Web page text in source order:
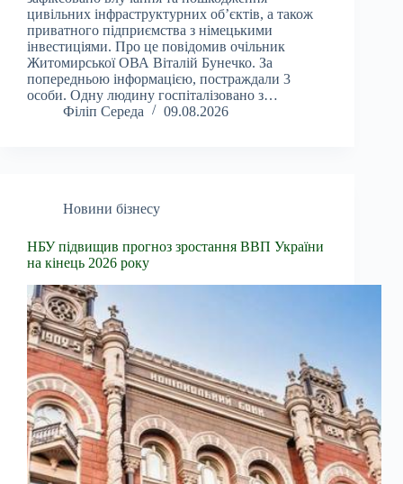
цивільних інфраструктурних об’єктів, а також
приватного підприємства з німецькими
інвестиціями. Про це повідомив очільник
Житомирської ОВА Віталій Бунечко. За
попередньою інформацією, постраждали 3
особи. Одну людину госпіталізовано з…
Філіп Середа
09.08.2026
Новини бізнесу
НБУ підвищив прогноз зростання ВВП України
на кінець 2026 року